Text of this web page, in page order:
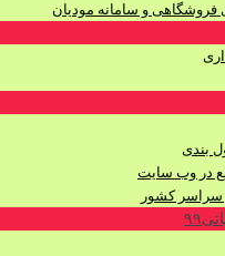
فروشگاهی و سامانه مودیان
بندی
در وب سایت
سراسر کشور